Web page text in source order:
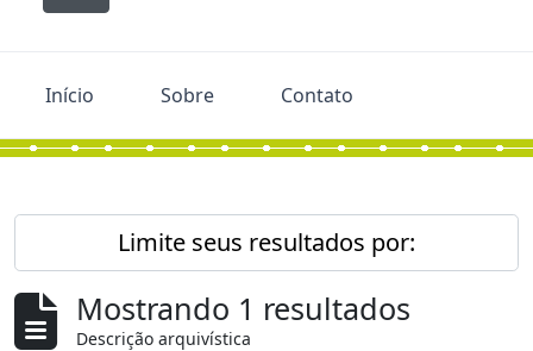
Toggle navigation
Início Sobre Contato
Limite seus resultados por:
Mostrando 1 resultados
Descrição arquivística